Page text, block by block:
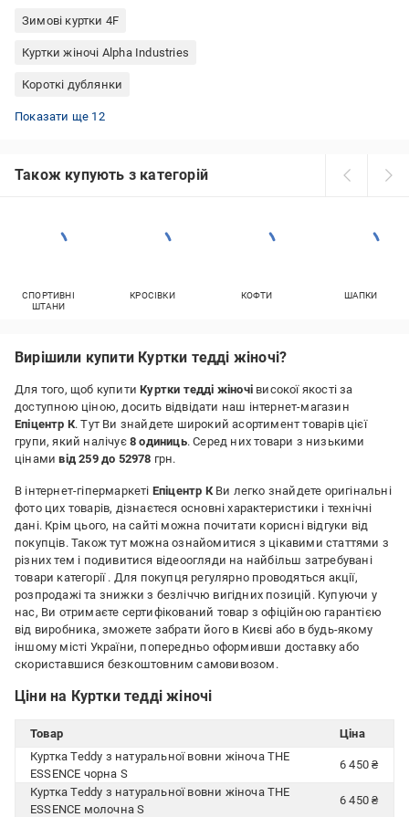
Зимові куртки 4F
Куртки жіночі Alpha Industries
Короткі дублянки
McKinley куртки чоловічі
Куртки жіночі весна Туреччина
Куртки жіночі 46 розміру
Мембранні куртки для риболовлі
Куртки жіночі 48 розміру
Спортивні вітрівки
Куртки футбольні Adidas
Куртки зимові жіночі короткі
Жіночі куртки Asics
Червоні пуховики
Зимові куртки мультикам
Куртки жіночі 66 розміру
Показати ще 12
Також купують з категорій
СПОРТИВНІ
ШТАНИ
КРОСІВКИ КОФТИ ШАПКИ
Вирішили купити Куртки тедді жіночі?
Для того, щоб купитиКуртки тедді жіночі високої якості за
доступною ціною, досить відвідати наш інтернет-магазин
Епіцентр К. Тут Ви знайдете широкий асортимент товарів цієї
групи, який налічує 8 одиниць. Серед них товари з низькими
цінамивід 259 до 52978 грн.
В інтернет-гіпермаркеті Епіцентр КВи легко знайдете оригінальні
фото цих товарів, дізнаєтеся основні характеристики і технічні
дані. Крім цього, на сайті можна почитати корисні відгуки від
покупців. Також тут можна ознайомитися з цікавими статтями з
різних тем і подивитися відеоогляди на найбільш затребувані
товари категорії . Для покупця регулярно проводяться акції,
розпродажі та знижки з безліччю вигідних позицій. Купуючи у
нас, Ви отримаєте сертифікований товар з офіційною гарантією
від виробника, зможете забрати його в Києві або в будь-якому
іншому місті України, попередньо оформивши доставку або
скориставшися безкоштовним самовивозом.
Ціни на Куртки тедді жіночі
Товар
Ціна
Куртка Teddy з натуральної вовни жіноча THE
ESSENCE чорна S
6 450 ₴
Куртка Teddy з натуральної вовни жіноча THE
ESSENCE молочна S
6 450 ₴